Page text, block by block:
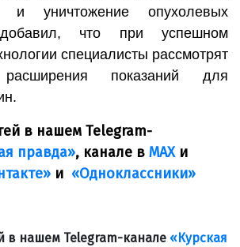
и уничтожение опухолевых
что при успешном
специалисты рассмотрят
расширения показаний для
в нашем Telegram-
правда», канале в МАХи
и «Одноклассники»
в нашем Telegram-канале «Курская